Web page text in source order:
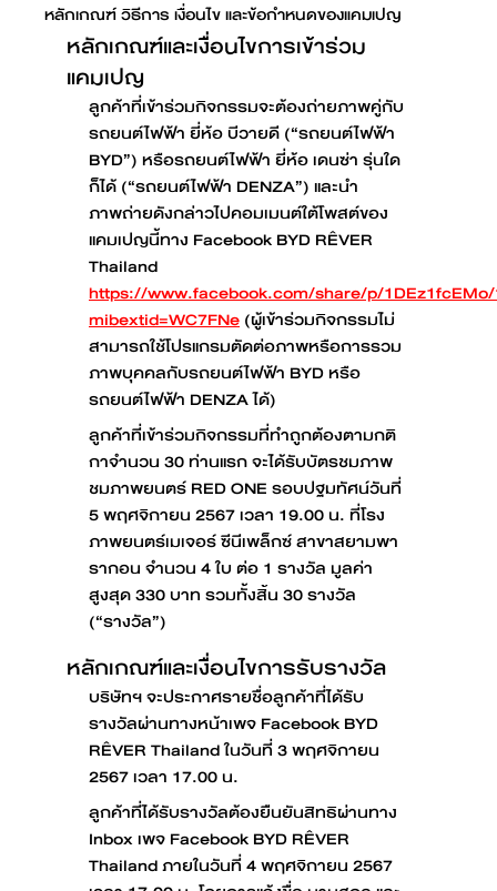
หลักเกณฑ์ วิธีการ เงื่อนไข และข้อกำหนดของแคมเปญ
หลักเกณฑ์และเงื่อนไขการเข้าร่วม
แคมเปญ
ลูกค้าที่เข้าร่วมกิจกรรมจะต้องถ่ายภาพคู่กับ
รถยนต์ไฟฟ้า ยี่ห้อ บีวายดี (“รถยนต์ไฟฟ้า
BYD”) หรือรถยนต์ไฟฟ้า ยี่ห้อ เดนซ่า รุ่นใด
ก็ได้ (“รถยนต์ไฟฟ้า DENZA”) และนำ
ภาพถ่ายดังกล่าวไปคอมเมนต์ใต้โพสต์ของ
แคมเปญนี้ทาง Facebook BYD RÊVER
Thailand
https://www.facebook.com/share/p/
mibextid=WC7FNe(ผู้เข้าร่วมกิจกรรมไม่
สามารถใช้โปรแกรมตัดต่อภาพหรือการรวม
ภาพบุคคลกับรถยนต์ไฟฟ้า BYD หรือ
รถยนต์ไฟฟ้า DENZA ได้)
ลูกค้าที่เข้าร่วมกิจกรรมที่ทำถูกต้องตามกติ
กาจำนวน 30 ท่านแรก จะได้รับบัตรชมภาพ
ชมภาพยนตร์ RED ONE รอบปฐมทัศน์วันที่
5 พฤศจิกายน 2567 เวลา 19.00 น. ที่โรง
ภาพยนตร์เมเจอร์ ซีนีเพล็กซ์ สาขาสยามพา
รากอน จำนวน 4 ใบ ต่อ 1 รางวัล มูลค่า
สูงสุด 330 บาท รวมทั้งสิ้น 30 รางวัล
(“รางวัล”)
หลักเกณฑ์และเงื่อนไขการรับรางวัล
บริษัทฯ จะประกาศรายชื่อลูกค้าที่ได้รับ
รางวัลผ่านทางหน้าเพจ Facebook BYD
RÊVER Thailand ในวันที่ 3 พฤศจิกายน
2567 เวลา 17.00 น.
ลูกค้าที่ได้รับรางวัลต้องยืนยันสิทธิผ่านทาง
Inbox เพจ Facebook BYD RÊVER
Thailand ภายในวันที่ 4 พฤศจิกายน 2567